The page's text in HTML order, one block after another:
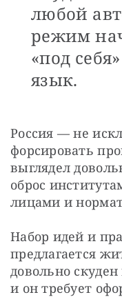
любой
режим
«под
язык.
Россия — не
форсировать
выглядел
оброс
лицами и
Набор идей и
предлагается
довольно
и он требует